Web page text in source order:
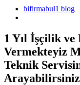
bifirmabul1 blog
1 Yıl İşçilik
Vermekteyiz
Teknik
Arayabilirsiniz